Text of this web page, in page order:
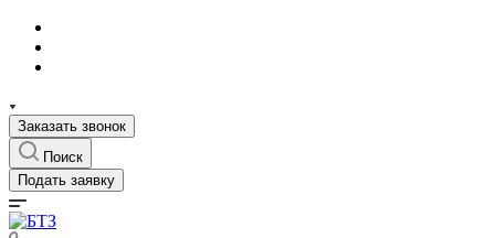
Заказать звонок
Поиск
Подать заявку